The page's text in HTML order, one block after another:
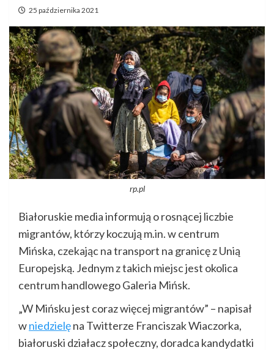
25 października 2021
rp.pl
Białoruskie media informują o rosnącej liczbie
migrantów, którzy koczują m.in. w centrum
Mińska, czekając na transport na granicę z Unią
Europejską. Jednym z takich miejsc jest okolica
centrum handlowego Galeria Mińsk.
„W Mińsku jest coraz więcej migrantów” – napisał
wniedzielęna Twitterze Franciszak Wiaczorka,
białoruski działacz społeczny, doradca kandydatki